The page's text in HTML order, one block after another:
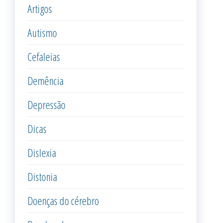
Artigos
Autismo
Cefaleias
Demência
Depressão
Dicas
Dislexia
Distonia
Doenças do cérebro